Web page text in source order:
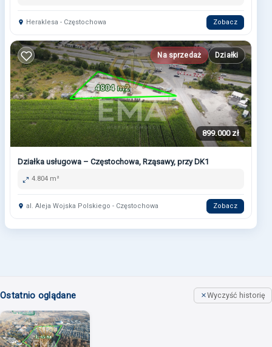
Heraklesa - Częstochowa Zobacz
Na sprzedaż Działki
899.000 zł
Działka usługowa – Częstochowa, Rząsawy, przy DK1
4.804 m²
al. Aleja Wojska Polskiego - Częstochowa Zobacz
Ostatnio oglądane Wyczyść historię